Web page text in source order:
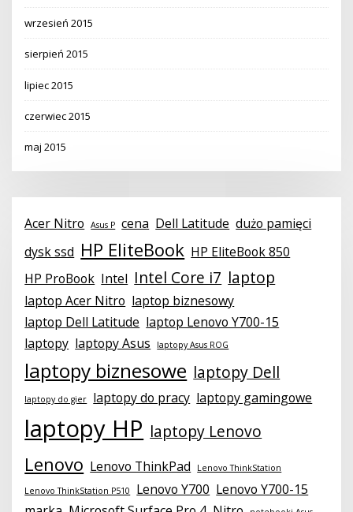
wrzesień 2015
sierpień 2015
lipiec 2015
czerwiec 2015
maj 2015
Acer Nitro Asus P cena Dell Latitude dużo pamięci
dysk ssd HP EliteBook HP EliteBook 850
HP ProBook Intel Intel Core i7 laptop
laptop Acer Nitro laptop biznesowy
laptop Dell Latitude laptop Lenovo Y700-15
laptopy laptopy Asus laptopy Asus ROG
laptopy biznesowe laptopy Dell
laptopy do gier laptopy do pracy laptopy gamingowe
laptopy HP laptopy Lenovo
Lenovo Lenovo ThinkPad Lenovo ThinkStation
Lenovo ThinkStation P510 Lenovo Y700 Lenovo Y700-15